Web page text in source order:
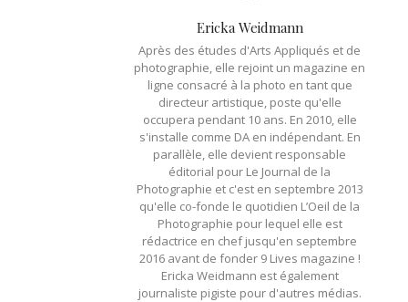
Ericka Weidmann
Après des études d'Arts Appliqués et de
photographie, elle rejoint un magazine en
ligne consacré à la photo en tant que
directeur artistique, poste qu'elle
occupera pendant 10 ans. En 2010, elle
s'installe comme DA en indépendant. En
parallèle, elle devient responsable
éditorial pour Le Journal de la
Photographie et c'est en septembre 2013
qu'elle co-fonde le quotidien L’Oeil de la
Photographie pour lequel elle est
rédactrice en chef jusqu'en septembre
2016 avant de fonder 9 Lives magazine !
Ericka Weidmann est également
journaliste pigiste pour d'autres médias.